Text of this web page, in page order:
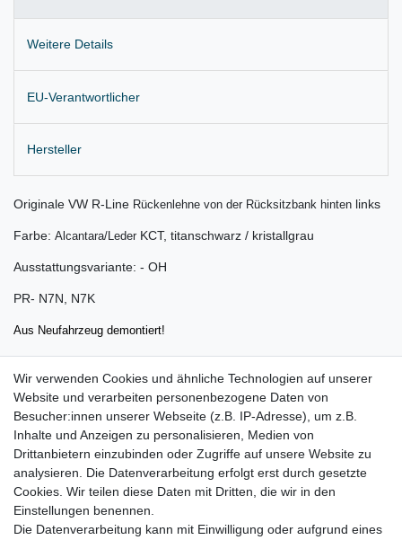
Weitere Details
EU-Verantwortlicher
Hersteller
Originale VW R-Line Rückenlehne von der Rücksitzbank hinten links
Farbe: Alcantara/Leder KCT, titanschwarz / kristallgrau
Ausstattungsvariante: - OH
PR- N7N, N7K
Aus Neufahrzeug demontiert!
Lieferung wie abgebildet
für:
VW Arteon 3H Bj. 06.2017 – 07.2020 ( Einbauzeitraum für
Lehnenbezug )
VW Arteon 3H Bj. 07.2020 - 11.2024 ( passt baulich Bezug passt
nicht )
Wir verwenden Cookies und ähnliche Technologien auf unserer
Website und verarbeiten personenbezogene Daten von
Besucher:innen unserer Webseite (z.B. IP-Adresse), um z.B.
Inhalte und Anzeigen zu personalisieren, Medien von
Drittanbietern einzubinden oder Zugriffe auf unsere Website zu
analysieren. Die Datenverarbeitung erfolgt erst durch gesetzte
Cookies. Wir teilen diese Daten mit Dritten, die wir in den
Einstellungen benennen.
Die Datenverarbeitung kann mit Einwilligung oder aufgrund eines